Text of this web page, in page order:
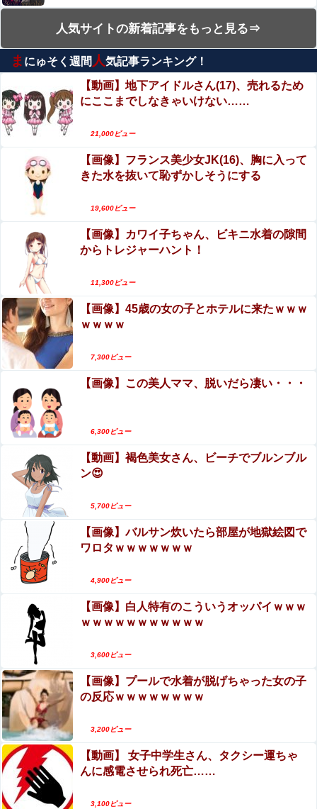
【動画】 じゅぼぼぼ！え！これが芸能人のフｏラだ、綺麗
な顔とお口でこんなことしているだ 笑
アイナが乗っていた「高機動試作型ザク」ってよく考える
と時系列がおかしいな他
エロ漫画『TSしてパパのえっちな娘になるバイト そして
娘堕ちするまでがセット』をrawやhitomiを使わずに無料
で読む方法│あむぁいおかし製作所
高市首相の消費減税1％、弁当店はまさかの"価格据え置
き"宣言「値下げはしません」
【工ロ注意】 セッ〇スセミナーを開くこの人妻、工ッチす
ぎだろｗｗｗｗｗｗｗ
人気ユーチューバーさん、動画内にヤバすぎる物が映って
るのがバレて騒然ｗｗｗｗｗ
【悲報】営業ワイ、「会社に辞めたい」と言ったら会
議になる・・・
オコエ瑠偉、メキシコに渡って2球団を即クビ→SNS更新
が3ヶ月間止まって消息不明に
Powered by livedoor 相互RSS
村重杏奈、写真集ヌードがエロい！乳首透け、巨
乳おっぱいが最高過ぎる！
【動画】メンズエステ嬢さん、大サービスで本番
セックスまでしてしまう・・・
【閲覧注意】お願いだからフェイクであってほし
いこの女児の動画、本物だった…
【閲覧注意】ENHYPEN・NI-KIファン「みなちゃ
ん」（キャバ嬢・MINA）自殺動画
と衝突したドラレコが（ノ∇`）
エロ漫画『TSしてパパのえっちな娘になるバイト
そして娘堕ちするまでがセット』をrawやhitomiを
【MGS15周年記念 100円セール】100円10本追
加！超長時間作品や人気プレステージ作品もワン
コイン継続中！
人気サイトの新着記事をもっと見る⇒
ま にゅそく週間 人気記事ランキング！
【動画】地下アイドルさん(17)、売れるため
にここまでしなきゃいけない……
21,000ビュー
【画像】フランス美少女JK(16)、胸に入って
きた水を抜いて恥ずかしそうにする
19,600ビュー
【画像】カワイ子ちゃん、ビキニ水着の隙間
からトレジャーハント！
11,300ビュー
【画像】45歳の女の子とホテルに来たｗｗｗ
ｗｗｗｗ
7,300ビュー
【画像】この美人ママ、脱いだら凄い・・・
6,300ビュー
【動画】褐色美女さん、ビーチでブルンブル
ン😍
5,700ビュー
【画像】バルサン炊いたら部屋が地獄絵図で
ワロタｗｗｗｗｗｗｗ
4,900ビュー
【画像】白人特有のこういうオッパイｗｗｗ
ｗｗｗｗｗｗｗｗｗｗｗ
3,600ビュー
【画像】プールで水着が脱げちゃった女の子
の反応ｗｗｗｗｗｗｗｗ
3,200ビュー
【動画】 女子中学生さん、タクシー運ちゃ
んに感電させられ死亡……
3,100ビュー